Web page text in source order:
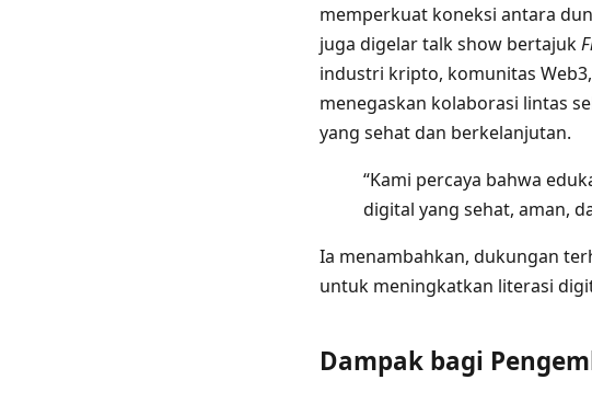
memperkuat koneksi antara
juga digelar talk show bertajuk
industri kripto, komunitas
menegaskan kolaborasi lintas
yang sehat dan berkelanjutan.
“Kami percaya bahwa
digital yang sehat, aman,
Ia menambahkan, dukungan
untuk meningkatkan literasi
Dampak bagi